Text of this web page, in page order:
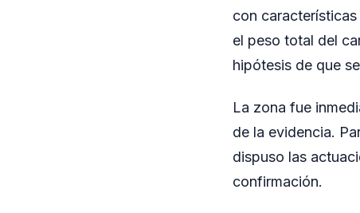
con
el peso total del
hipótesis de que
La zona fue
de la evidencia.
dispuso las
confirmación.